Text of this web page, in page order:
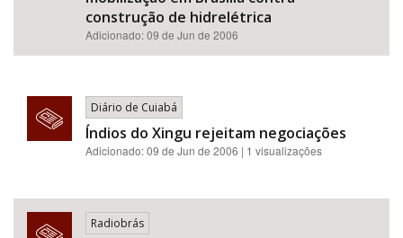
construção de hidrelétrica
Adicionado: 09 de Jun de 2006
Diário de Cuiabá
Índios do Xingu rejeitam negociações
Adicionado: 09 de Jun de 2006 | 1 visualizações
Radiobrás